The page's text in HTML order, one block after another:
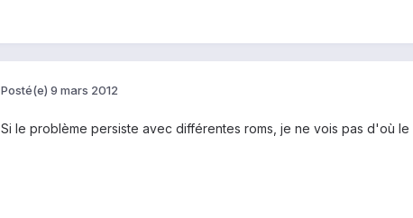
Posté(e) 9 mars 2012
Si le problème persiste avec différentes roms, je ne vois pas d'où